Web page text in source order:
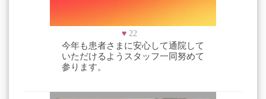
♥ 22
今年も患者さまに安心して通院して
いただけるようスタッフ一同努めて
参ります。